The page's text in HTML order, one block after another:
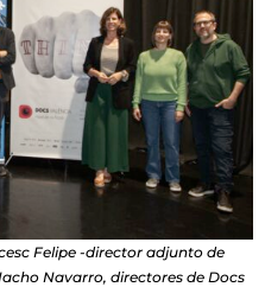
Felipe -director adjunto de
Navarro, directores de Docs